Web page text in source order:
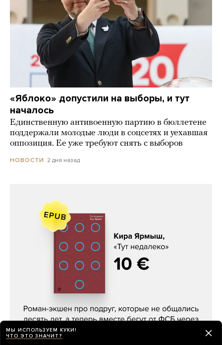
«Яблоко» допустили на выборы, и тут
началось
Единственную антивоенную партию в бюллетене
поддержали молодые люди в соцсетях и уехавшая
оппозиция. Ее уже требуют снять с выборов
НОВОСТИ 2 дня назад
Кира Ярмыш, «Тут недалеко»
МЫ ИСПОЛЬЗУЕМ КУКИ!
ЧТО ЭТО ЗНАЧИТ?